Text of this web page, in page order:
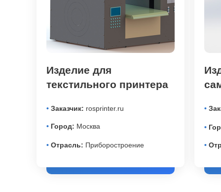
• Отрасль: Приборостроение
Изделие для
текстильного принтера
• Заказчик: rosprinter.ru
• Город: Москва
•
•
•